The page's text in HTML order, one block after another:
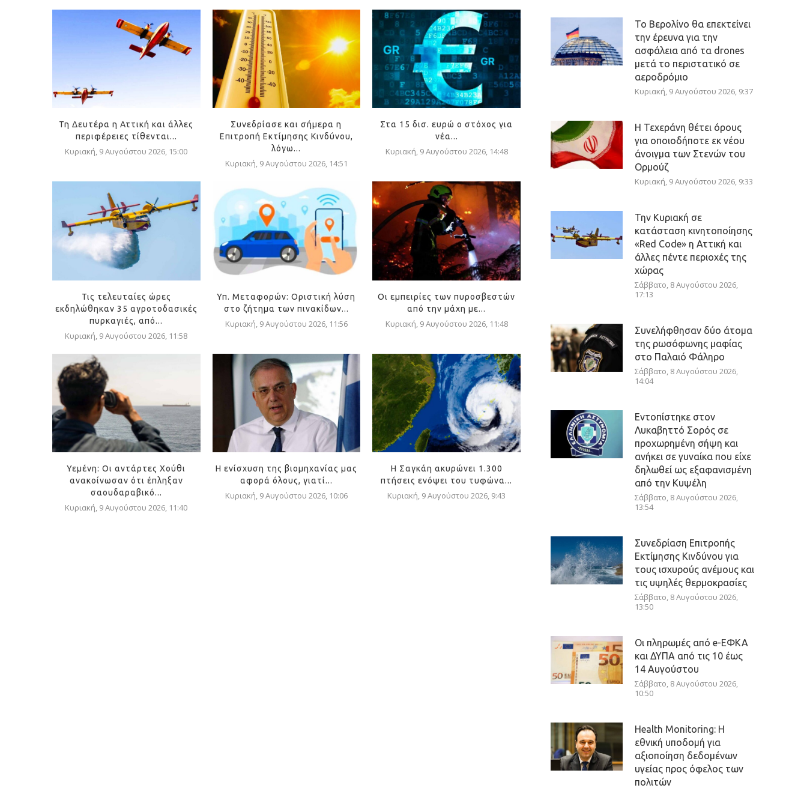
Τη Δευτέρα η Αττική και άλλες
περιφέρειες τίθενται...
Κυριακή, 9 Αυγούστου 2026, 15:00
Συνεδρίασε και σήμερα η
Επιτροπή Εκτίμησης Κινδύνου,
λόγω...
Κυριακή, 9 Αυγούστου 2026, 14:51
Στα 15 δισ. ευρώ ο στόχος για
νέα...
Κυριακή, 9 Αυγούστου 2026, 14:48
Τις τελευταίες ώρες
εκδηλώθηκαν 35 αγροτοδασικές
πυρκαγιές, από...
Κυριακή, 9 Αυγούστου 2026, 11:58
Υπ. Μεταφορών: Οριστική λύση
στο ζήτημα των πινακίδων...
Κυριακή, 9 Αυγούστου 2026, 11:56
Οι εμπειρίες των πυροσβεστών
από την μάχη με...
Κυριακή, 9 Αυγούστου 2026, 11:48
Υεμένη: Οι αντάρτες Χούθι
ανακοίνωσαν ότι έπληξαν
σαουδαραβικό...
Κυριακή, 9 Αυγούστου 2026, 11:40
Η ενίσχυση της βιομηχανίας μας
αφορά όλους, γιατί...
Κυριακή, 9 Αυγούστου 2026, 10:06
Η Σαγκάη ακυρώνει 1.300
πτήσεις ενόψει του τυφώνα...
Κυριακή, 9 Αυγούστου 2026, 9:43
Το Βερολίνο θα επεκτείνει
την έρευνα για την
ασφάλεια από τα drones
μετά το περιστατικό σε
αεροδρόμιο
Κυριακή, 9 Αυγούστου 2026, 9:37
Η Τεχεράνη θέτει όρους
για οποιοδήποτε εκ νέου
άνοιγμα των Στενών του
Ορμούζ
Κυριακή, 9 Αυγούστου 2026, 9:33
Την Κυριακή σε
κατάσταση κινητοποίησης
«Red Code» η Αττική και
άλλες πέντε περιοχές της
χώρας
Σάββατο, 8 Αυγούστου 2026,
17:13
Συνελήφθησαν δύο άτομα
της ρωσόφωνης μαφίας
στο Παλαιό Φάληρο
Σάββατο, 8 Αυγούστου 2026,
14:04
Εντοπίστηκε στον
Λυκαβηττό Σορός σε
προχωρημένη σήψη και
ανήκει σε γυναίκα που είχε
δηλωθεί ως εξαφανισμένη
από την Κυψέλη
Σάββατο, 8 Αυγούστου 2026,
13:54
Συνεδρίαση Επιτροπής
Εκτίμησης Κινδύνου για
τους ισχυρούς ανέμους και
τις υψηλές θερμοκρασίες
Σάββατο, 8 Αυγούστου 2026,
13:50
Οι πληρωμές από e-ΕΦΚΑ
και ΔΥΠΑ από τις 10 έως
14 Αυγούστου
Σάββατο, 8 Αυγούστου 2026,
10:50
Health Monitoring: Η
εθνική υποδομή για
αξιοποίηση δεδομένων
υγείας προς όφελος των
πολιτών